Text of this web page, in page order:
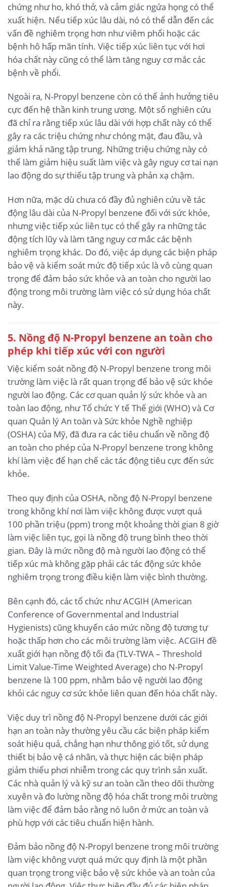
chứng như ho, khó thở, và cảm giác ngứa họng có thể
xuất hiện. Nếu tiếp xúc lâu dài, nó có thể dẫn đến các
vấn đề nghiêm trọng hơn như viêm phổi hoặc các
bệnh hô hấp mãn tính. Việc tiếp xúc liên tục với hơi
hóa chất này cũng có thể làm tăng nguy cơ mắc các
bệnh về phổi.
Ngoài ra, N-Propyl benzene còn có thể ảnh hưởng tiêu
cực đến hệ thần kinh trung ương. Một số nghiên cứu
đã chỉ ra rằng tiếp xúc lâu dài với hợp chất này có thể
gây ra các triệu chứng như chóng mặt, đau đầu, và
giảm khả năng tập trung. Những triệu chứng này có
thể làm giảm hiệu suất làm việc và gây nguy cơ tai nạn
lao động do sự thiếu tập trung và phản xạ chậm.
Hơn nữa, mặc dù chưa có đầy đủ nghiên cứu về tác
động lâu dài của N-Propyl benzene đối với sức khỏe,
nhưng việc tiếp xúc liên tục có thể gây ra những tác
động tích lũy và làm tăng nguy cơ mắc các bệnh
nghiêm trọng khác. Do đó, việc áp dụng các biện pháp
bảo vệ và kiểm soát mức độ tiếp xúc là vô cùng quan
trọng để đảm bảo sức khỏe và an toàn cho người lao
động trong môi trường làm việc có sử dụng hóa chất
này.
5. Nồng độ N-Propyl benzene an toàn cho
phép khi tiếp xúc với con người
Việc kiểm soát nồng độ N-Propyl benzene trong môi
trường làm việc là rất quan trọng để bảo vệ sức khỏe
người lao động. Các cơ quan quản lý sức khỏe và an
toàn lao động, như Tổ chức Y tế Thế giới (WHO) và Cơ
quan Quản lý An toàn và Sức khỏe Nghề nghiệp
(OSHA) của Mỹ, đã đưa ra các tiêu chuẩn về nồng độ
an toàn cho phép của N-Propyl benzene trong không
khí làm việc để hạn chế các tác động tiêu cực đến sức
khỏe.
Theo quy định của OSHA, nồng độ N-Propyl benzene
trong không khí nơi làm việc không được vượt quá
100 phần triệu (ppm) trong một khoảng thời gian 8 giờ
làm việc liên tục, gọi là nồng độ trung bình theo thời
gian. Đây là mức nồng độ mà người lao động có thể
tiếp xúc mà không gặp phải các tác động sức khỏe
nghiêm trọng trong điều kiện làm việc bình thường.
Bên cạnh đó, các tổ chức như ACGIH (American
Conference of Governmental and Industrial
Hygienists) cũng khuyến cáo mức nồng độ tương tự
hoặc thấp hơn cho các môi trường làm việc. ACGIH đề
xuất giới hạn nồng độ tối đa (TLV-TWA – Threshold
Limit Value-Time Weighted Average) cho N-Propyl
benzene là 100 ppm, nhằm bảo vệ người lao động
khỏi các nguy cơ sức khỏe liên quan đến hóa chất này.
Việc duy trì nồng độ N-Propyl benzene dưới các giới
hạn an toàn này thường yêu cầu các biện pháp kiểm
soát hiệu quả, chẳng hạn như thông gió tốt, sử dụng
thiết bị bảo vệ cá nhân, và thực hiện các biện pháp
giảm thiểu phơi nhiễm trong các quy trình sản xuất.
Các nhà quản lý và kỹ sư an toàn cần theo dõi thường
xuyên và đo lường nồng độ hóa chất trong môi trường
làm việc để đảm bảo rằng nó luôn ở mức an toàn và
phù hợp với các tiêu chuẩn hiện hành.
Đảm bảo nồng độ N-Propyl benzene trong môi trường
làm việc không vượt quá mức quy định là một phần
quan trọng trong việc bảo vệ sức khỏe và an toàn của